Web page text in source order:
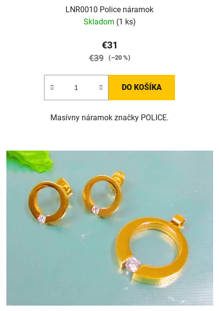
LNR0010 Police náramok
Skladom (1 ks)
€31
€39 (–20 %)
DO KOŠÍKA
Masívny náramok značky POLICE.